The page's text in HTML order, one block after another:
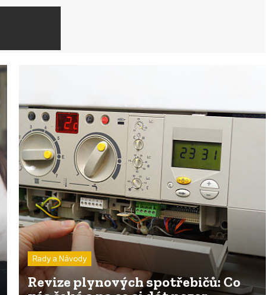
Rady a Návody
Revize plynových spotřebičů: Co